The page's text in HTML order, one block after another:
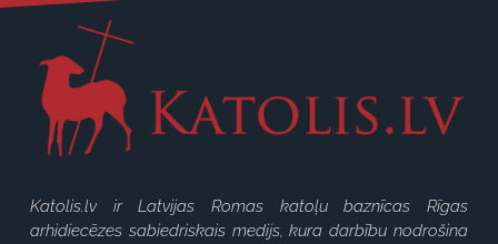
Katolis.lv ir Latvijas Romas katoļu baznīcas Rīgas
arhidiecēzes sabiedriskais medijs, kura darbību nodrošina